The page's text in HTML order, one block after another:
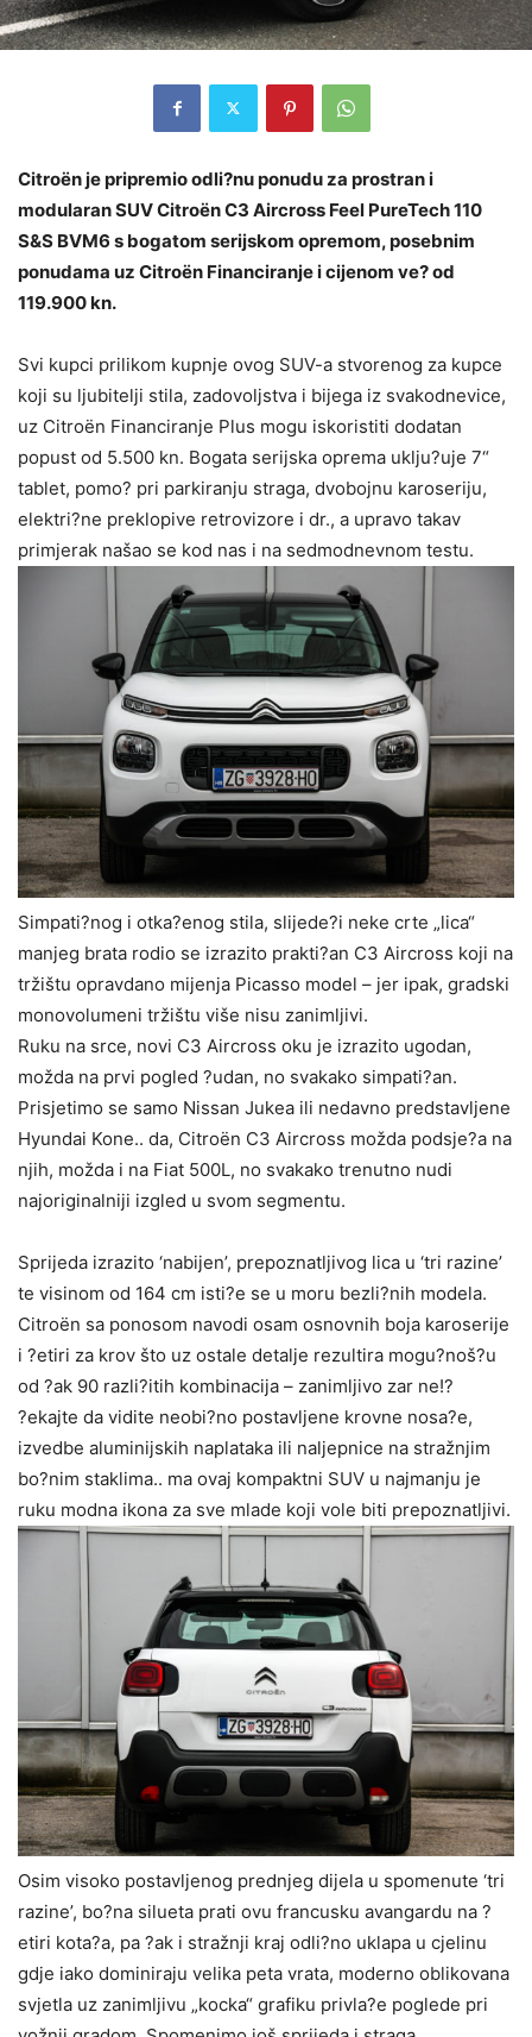
Citroën je pripremio odli?nu ponudu za prostran i
modularan SUVCitroën C3 Aircross Feel PureTech 110
S&S BVM6 s bogatom serijskom opremom, posebnim
ponudama uz Citroën Financiranje i cijenom ve? od
119.900 kn.
Svi kupci prilikom kupnje ovog SUV-a stvorenog za kupce
koji su ljubitelji stila, zadovoljstva i bijega iz svakodnevice,
uz Citroën Financiranje Plus mogu iskoristiti dodatan
popust od 5.500 kn. Bogata serijska oprema uklju?uje 7“
tablet, pomo? pri parkiranju straga, dvobojnu karoseriju,
elektri?ne preklopive retrovizore i dr., a upravo takav
primjerak našao se kod nas i na sedmodnevnom testu.
Simpati?nog i otka?enog stila, slijede?i neke crte „lica“
manjeg brata rodio se izrazito prakti?an C3 Aircross koji na
tržištu opravdano mijenja Picasso model – jer ipak, gradski
monovolumeni tržištu više nisu zanimljivi.
Ruku na srce, novi C3 Aircross oku je izrazito ugodan,
možda na prvi pogled ?udan, no svakako simpati?an.
Prisjetimo se samo Nissan Jukea ili nedavno predstavljene
Hyundai Kone.. da, Citroën C3 Aircross možda podsje?a na
njih, možda i na Fiat 500L, no svakako trenutno nudi
najoriginalniji izgled u svom segmentu.
Sprijeda izrazito ‘nabijen’, prepoznatljivog lica u ‘tri razine’
te visinom od 164 cm isti?e se u moru bezli?nih modela.
Citroën sa ponosom navodi osam osnovnih boja karoserije
i ?etiri za krov što uz ostale detalje rezultira mogu?noš?u
od ?ak 90 razli?itih kombinacija – zanimljivo zar ne!?
?ekajte da vidite neobi?no postavljene krovne nosa?e,
izvedbe aluminijskih naplataka ili naljepnice na stražnjim
bo?nim staklima.. ma ovaj kompaktni SUV u najmanju je
ruku modna ikona za sve mlade koji vole biti prepoznatljivi.
Osim visoko postavljenog prednjeg dijela u spomenute ‘tri
razine’, bo?na silueta prati ovu francusku avangardu na ?
etiri kota?a, pa ?ak i stražnji kraj odli?no uklapa u cjelinu
gdje iako dominiraju velika peta vrata, moderno oblikovana
svjetla uz zanimljivu „kocka“ grafiku privla?e poglede pri